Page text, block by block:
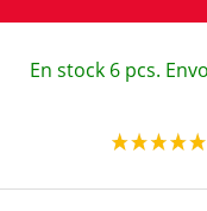
En stock 6 pcs.